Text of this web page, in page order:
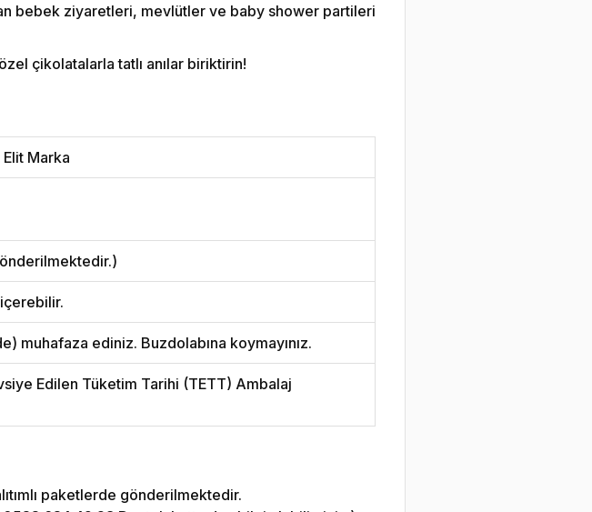
bebek ziyaretleri, mevlütler ve baby shower partileri
çikolatalarla tatlı anılar biriktirin!
Marka
içerebilir.
muhafaza ediniz. Buzdolabına koymayınız.
Edilen Tüketim Tarihi (TETT) Ambalaj
paketlerde gönderilmektedir.